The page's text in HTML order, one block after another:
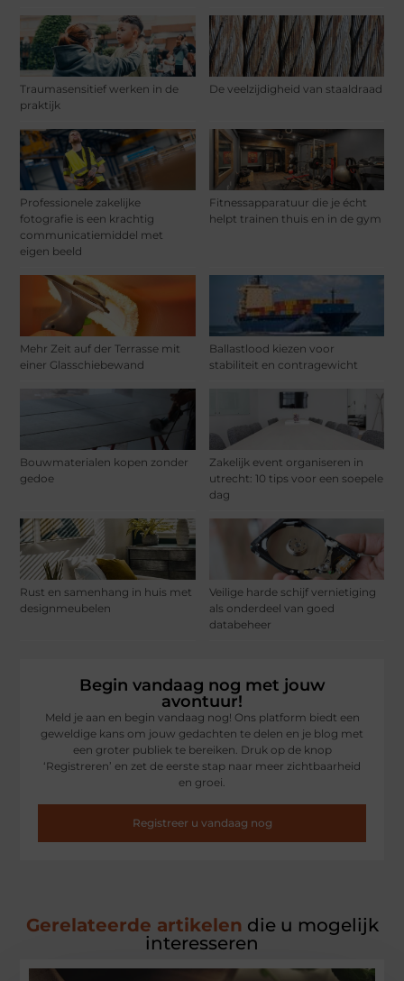
Traumasensitief werken in de
praktijk
De veelzijdigheid van staaldraad
Professionele zakelijke
fotografie is een krachtig
communicatiemiddel met
eigen beeld
Fitnessapparatuur die je écht
helpt trainen thuis en in de gym
Mehr Zeit auf der Terrasse mit
einer Glasschiebewand
Ballastlood kiezen voor
stabiliteit en contragewicht
Bouwmaterialen kopen zonder
gedoe
Zakelijk event organiseren in
utrecht: 10 tips voor een soepele
dag
Rust en samenhang in huis met
designmeubelen
Veilige harde schijf vernietiging
als onderdeel van goed
databeheer
Begin vandaag nog met jouw
avontuur!
Meld je aan en begin vandaag nog! Ons platform biedt een
geweldige kans om jouw gedachten te delen en je blog met
een groter publiek te bereiken. Druk op de knop
‘Registreren’ en zet de eerste stap naar meer zichtbaarheid
en groei.
Registreer u vandaag nog
Gerelateerde artikelen die u mogelijk
interesseren